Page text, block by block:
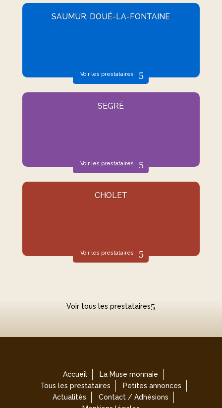
SAUMUR, DOUÉ-LA-FONTAINE
Voir les prestataires
SEGRÉ
Voir les prestataires
CHOLET
Voir les prestataires
Voir tous les prestataires
Accueil
La Muse monnaie
Tous les prestataires
Petites annonces
Actualités
Contact / Adhésions